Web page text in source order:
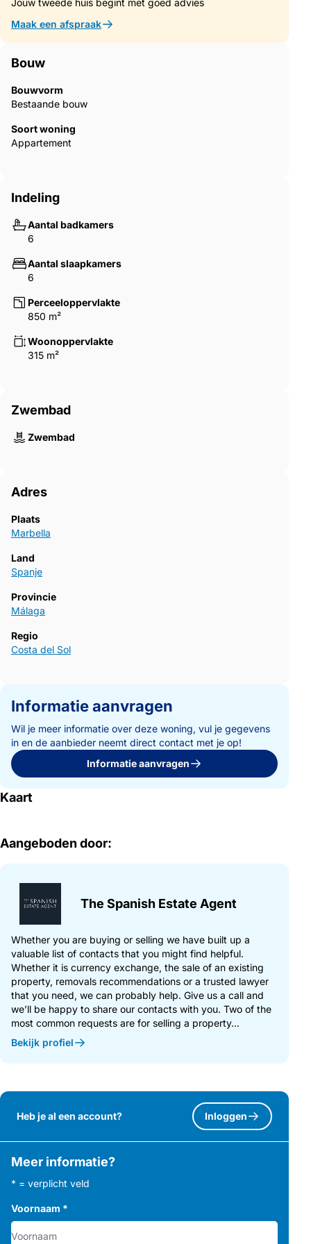
Jouw tweede huis begint met goed advies
Maak een afspraak
Bouw
Bouwvorm
Bestaande bouw
Soort woning
Appartement
Indeling
Aantal badkamers
6
Aantal slaapkamers
6
Perceeloppervlakte
850 m²
Woonoppervlakte
315 m²
Zwembad
Zwembad
Adres
Plaats
Marbella
Land
Spanje
Provincie
Málaga
Regio
Costa del Sol
Informatie aanvragen
Wil je meer informatie over deze woning, vul je gegevens
in en de aanbieder neemt direct contact met je op!
Informatie aanvragen
Kaart
Aangeboden door:
The Spanish Estate Agent
Whether you are buying or selling we have built up a
valuable list of contacts that you might find helpful.
Whether it is currency exchange, the sale of an existing
property, removals recommendations or a trusted lawyer
that you need, we can probably help. Give us a call and
we’ll be happy to share our contacts with you. Two of the
most common requests are for selling a property...
Bekijk profiel
Heb je al een account? Inloggen
Meer informatie?
* = verplicht veld
Voornaam *